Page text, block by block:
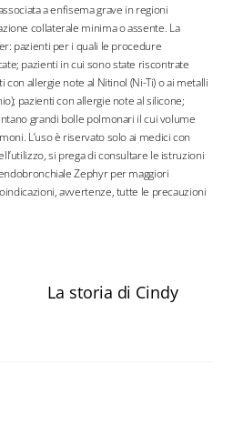
a enfisema grave in regioni
collaterale minima o assente. La
pazienti per i quali le procedure
pazienti in cui sono state riscontrate
allergie note al Nitinol (Ni-Ti) o ai metalli
pazienti con allergie note al silicone;
grandi bolle polmonari il cui volume
L’uso è riservato solo ai medici con
si prega di consultare le istruzioni
Zephyr per maggiori
avvertenze, tutte le precauzioni
La storia di Cindy